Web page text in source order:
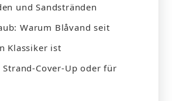
und Sandstränden
Warum Blåvand seit
Klassiker ist
Strand-Cover-Up oder für